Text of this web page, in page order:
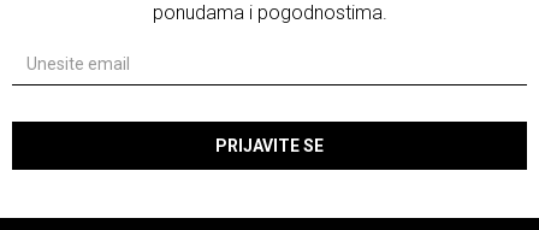
ponudama i pogodnostima.
PRIJAVITE SE